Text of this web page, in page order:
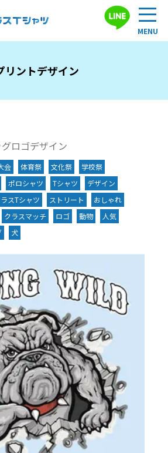
リントデザイン
ロゴデザイン
会 体育祭 文化祭
学校祭
ポロシャツ Tシャツ
デザイン
スTシャツ ストリート
おしゃれ
クラスマッチ ロゴ 動物
人気
犬